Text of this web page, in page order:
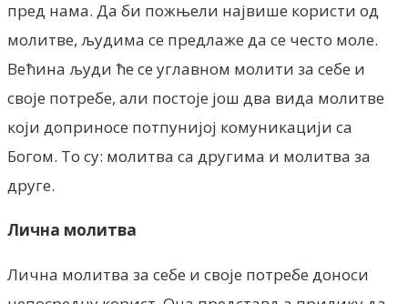
пред нама. Да би пожњели највише користи од
молитве, људима се предлаже да се често моле.
Већина људи ће се углавном молити за себе и
своје потребе, али постоје још два вида молитве
који доприносе потпунијој комуникацији са
Богом. То су: молитва са другима и молитва за
друге.
Лична молитва
Лична молитва за себе и своје потребе доноси